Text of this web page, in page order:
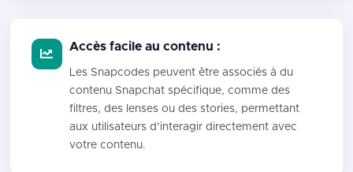
Accès facile au contenu :
Les Snapcodes peuvent être associés à du
contenu Snapchat spécifique, comme des
filtres, des lenses ou des stories, permettant
aux utilisateurs d’interagir directement avec
votre contenu.